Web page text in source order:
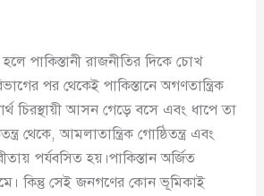
পাকিস্তানী রাজনীতির দিকে চোখ
পর থেকেই পাকিস্তানে অগণতান্ত্রিক
চিরস্থায়ী আসন গেড়ে বসে এবং ধাপে তা
থেকে, আমলাতান্ত্রিক গোষ্ঠিতন্ত্র এবং
পর্যবসিত হয়।পাকিস্তান অর্জিত
কিন্তু সেই জনগণের কোন ভূমিকাই